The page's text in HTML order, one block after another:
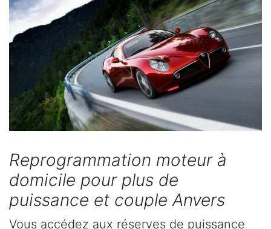
Reprogrammation moteur à
domicile pour plus de
puissance et couple Anvers
Vous accédez aux réserves de puissance